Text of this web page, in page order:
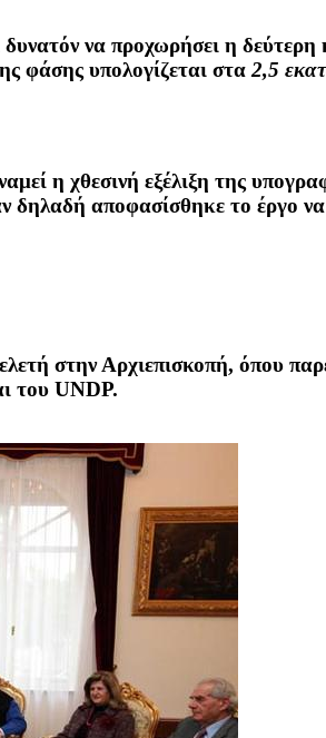
να προχωρήσει η
φάσης υπολογίζεται στα2,5
η χθεσινή εξέλιξη της
αποφασίσθηκε το έργο
στην Αρχιεπισκοπή, όπου
του UNDP.